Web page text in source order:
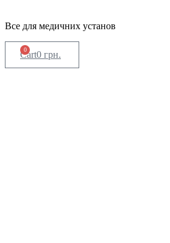
Все для медичних установ
0 грн.
0
Cart